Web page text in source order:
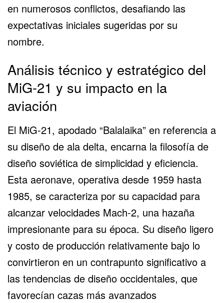
en numerosos conflictos, desafiando las
expectativas iniciales sugeridas por su
nombre.
Análisis técnico y estratégico del
MiG-21 y su impacto en la
aviación
El MiG-21, apodado “Balalaika” en referencia a
su diseño de ala delta, encarna la filosofía de
diseño soviética de simplicidad y eficiencia.
Esta aeronave, operativa desde 1959 hasta
1985, se caracteriza por su capacidad para
alcanzar velocidades Mach-2, una hazaña
impresionante para su época. Su diseño ligero
y costo de producción relativamente bajo lo
convirtieron en un contrapunto significativo a
las tendencias de diseño occidentales, que
favorecían cazas más avanzados